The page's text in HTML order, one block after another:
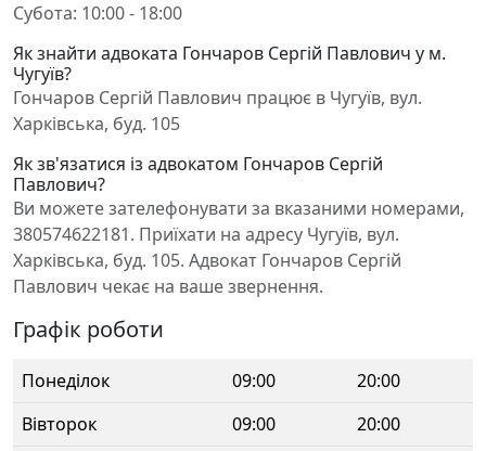
Субота: 10:00 - 18:00
Як знайти адвоката Гончаров Сергій Павлович у м.
Чугуїв?
Гончаров Сергій Павлович працює в Чугуїв, вул.
Харківська, буд. 105
Як зв'язатися із адвокатом Гончаров Сергій
Павлович?
Ви можете зателефонувати за вказаними номерами,
380574622181. Приїхати на адресу Чугуїв, вул.
Харківська, буд. 105. Адвокат Гончаров Сергій
Павлович чекає на ваше звернення.
Графік роботи
Понеділок 09:00
20:00
Вівторок
09:00
20:00